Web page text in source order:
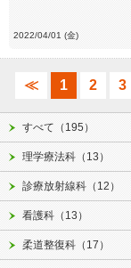
2022/04/01 (金)
≪ 1 2 3
すべて（195）
理学療法科（13）
診療放射線科（12）
看護科（13）
柔道整復科（17）